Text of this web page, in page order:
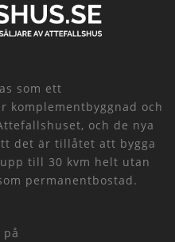
som ett
komplementbyggnad och
och de nya
det är tillåtet att bygga
till 30 kvm helt utan
permanentbostad.
på